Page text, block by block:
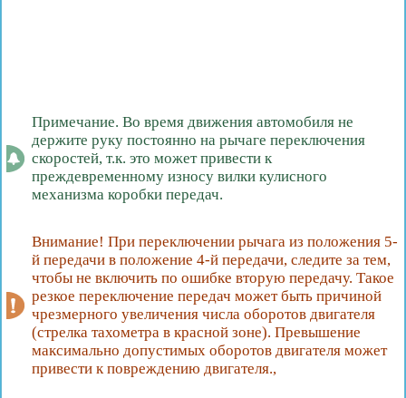
Примечание. Во время движения автомобиля не
держите руку постоянно на рычаге переключения
скоростей, т.к. это может привести к
преждевременному износу вилки кулисного
механизма коробки передач.
Внимание! При переключении рычага из положения 5-
й передачи в положение 4-й передачи, следите за тем,
чтобы не включить по ошибке вторую передачу. Такое
резкое переключение передач может быть причиной
чрезмерного увеличения числа оборотов двигателя
(стрелка тахометра в красной зоне). Превышение
максимально допустимых оборотов двигателя может
привести к повреждению двигателя.,